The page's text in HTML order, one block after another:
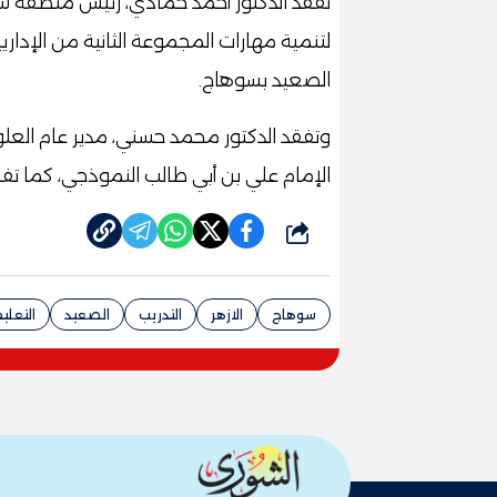
لتنمية مهارات المجموعة الثانية من
الصعيد بسوهاج.
وتفقد الدكتور محمد حسني، مدير عام
الإمام علي بن أبي طالب النموذجي، كما
شارك
سوهاج الازهر التدريب الصعيد